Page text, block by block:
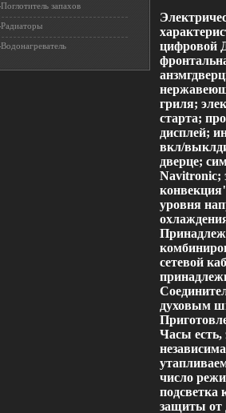
Поглотитель запахов
Радиаторы
Водонагреватель
цифровой
гриля;
старта;
дисплей;
вкл/
дверце;
Navitronic;
уровня
сетевой
духовым
Часы есть,
число
подсветка
защиты от